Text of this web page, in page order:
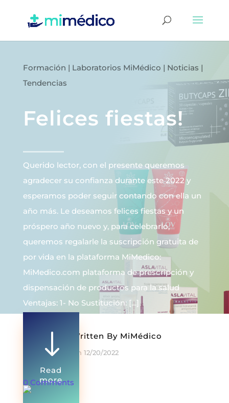
Formación | Laboratorios MiMédico | Noticias |
Tendencias
Felices fiestas!
Querido lector, con el presente queremos
agradecer su confianza durante este 2022 y
esperamos poder seguir contando con ella un
año más. Le deseamos felices fiestas y un
próspero año nuevo y, para celebrarlo,
queremos regalarle la suscripción gratuita de
por vida en la plataforma MiMedico:
MiMedico.com plataforma de prescripción y
dispensación de productos para la salud
Ventajas: 1- No Sustitución: […]
Written By MiMédico
On 12/20/2022
"
Read
more
0 Comments